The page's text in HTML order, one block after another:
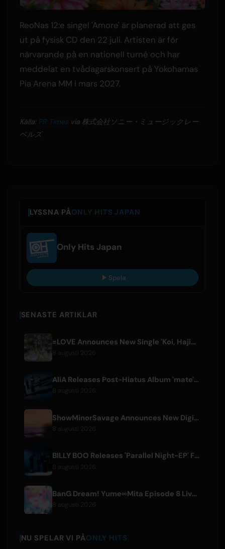
ReoNas 12:e singel 'Amore' är planerad att ges
ut på fysisk CD den 22 juli. Artisten är för
närvarande på en nationell turné och har
meddelat en tvådagarskonsert på Yokohamas
Pia Arena MM i mars 2027.
Källa: PR Timesvia 株式会社ソニー・ミュージックレー
ベルズ
LYSSNA PÅONLY HITS JAPAN
Only Hits Japan
Spela
SENASTE ARTIKLAR
=LOVE Announces New Single 'Koi, Hajimemashita.' and Tokyo Dome Concerts
AliA Releases Post-Hiatus Album 'mate', Announces Tokyo Live
ShowMinorSavage Announces New Digital Single 'Gradation'
BILLY BOO Releases 'Parallel Night-EP' Featuring TV Drama Theme Song
BanG Dream! Yume∞Mita Episode 8 Live Clip Released
NU SPELAR VI PÅONLY HITS